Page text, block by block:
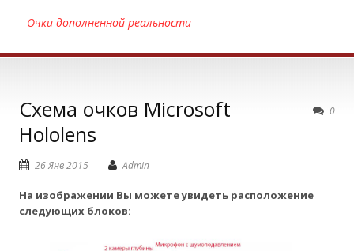
Очки дополненной реальности
0
Схема очков Microsoft
Ноlolens
26 Янв 2015 Admin
На изображении Вы можете увидеть расположение
следующих блоков: